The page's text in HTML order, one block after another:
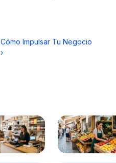
Cómo Impulsar Tu Negocio
›